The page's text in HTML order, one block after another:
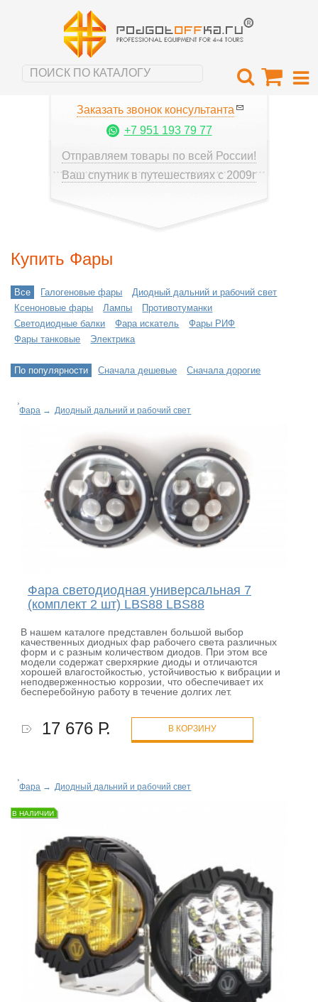
Заказать звонок консультанта
+7 951 193 79 77
Отправляем товары по всей России!
Ваш спутник в путешествиях с 2009г
Купить Фары
Все Галогеновые фары
Диодный дальний и рабочий свет
Ксеноновые фары
Лампы
Противотуманки
Светодиодные балки
Фара искатель
Фары РИФ
Фары танковые
Электрика
По популярности Сначала дешевые Сначала дорогие
Фара → Диодный дальний и рабочий свет
Фара светодиодная универсальная 7
(комплект 2 шт) LBS88 LBS88
В нашем каталоге представлен большой выбор
качественных диодных фар рабочего света различных
форм и с разным количеством диодов. При этом все
модели содержат сверхяркие диоды и отличаются
хорошей влагостойкостью, устойчивостью к вибрации и
неподверженностью коррозии, что обеспечивает их
бесперебойную работу в течение долгих лет.
17 676 Р. В КОРЗИНУ
Фара → Диодный дальний и рабочий свет
В НАЛИЧИИ